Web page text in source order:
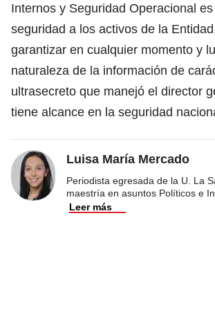
Internos y Seguridad Operacional
seguridad a los activos de la
garantizar en cualquier momento y
naturaleza de la información de
ultrasecreto que manejó el director
tiene alcance en la seguridad
Luisa María Mercado
Periodista egresada de la U. La
maestría en asuntos Políticos e
Leer más